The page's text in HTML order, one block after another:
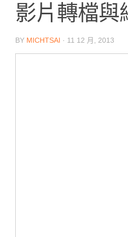
影片轉檔與
BY MICHTSAI · 11 12 月, 2013